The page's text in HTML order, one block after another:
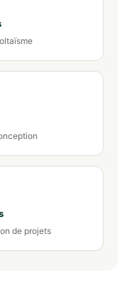
de projets